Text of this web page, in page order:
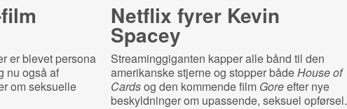
er blevet persona
nu også af
om seksuelle
Netflix fyrer Kevin
Spacey
Streaminggiganten kapper alle bånd til den
amerikanske stjerne og stopper bådeHouse of
Cardsog den kommende film Goreefter nye
beskyldninger om upassende, seksuel opførsel.